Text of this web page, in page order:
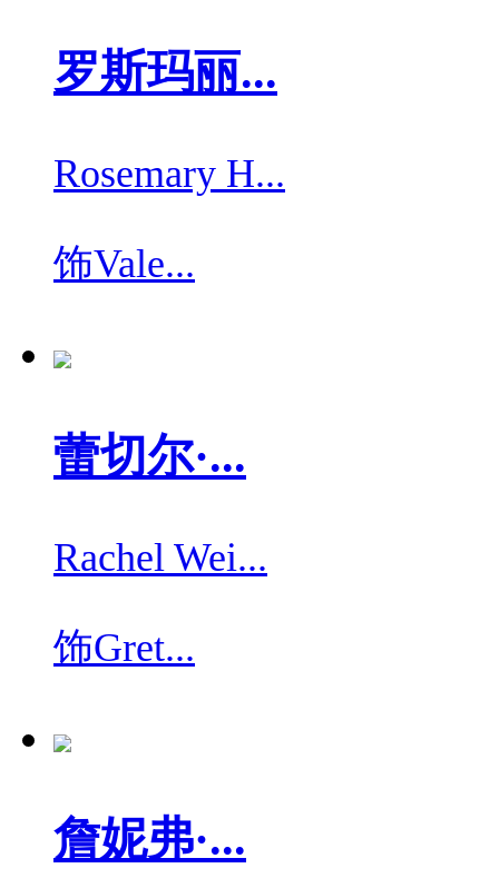
罗斯玛丽...
Rosemary H...
饰Vale...
蕾切尔·...
Rachel Wei...
饰Gret...
詹妮弗·...